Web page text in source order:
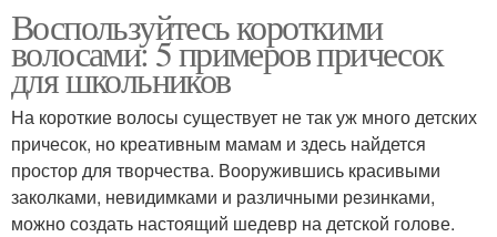
Воспользуйтесь короткими
волосами: 5 примеров причесок
для школьников
На короткие волосы существует не так уж много детских
причесок, но креативным мамам и здесь найдется
простор для творчества. Вооружившись красивыми
заколками, невидимками и различными резинками,
можно создать настоящий шедевр на детской голове.